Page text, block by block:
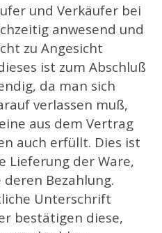
und Verkäufer bei
anwesend und
zu Angesicht
ist zum Abschluß
da man sich
verlassen muß,
aus dem Vertrag
auch erfüllt. Dies ist
Lieferung der Ware,
Bezahlung.
Unterschrift
bestätigen diese,